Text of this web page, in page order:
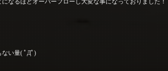
ない量( ﾟДﾟ)